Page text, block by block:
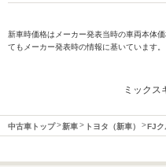
新車時価格はメーカー発表当時の車両本体
てもメーカー発表時の情報に基いています。
ミックス
中古車トップ 新車 トヨタ（新車） FJク